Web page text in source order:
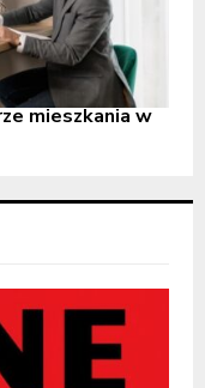
mieszkania w